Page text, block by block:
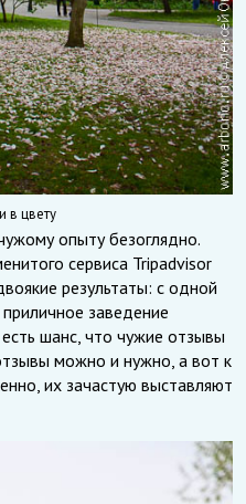
в цвету
опыту безоглядно.
сервиса Tripadvisor
результаты: с одной
заведение
шанс, что чужие отзывы
можно и нужно, а вот к
их зачастую выставляют